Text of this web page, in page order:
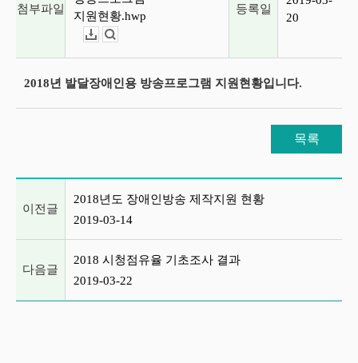
첨부파일
지원현황.hwp
등록일
20
2018년 발달장애인용 방송프로그램 지원현황입니다.
목록
이전글
2018년도 장애인방송 제작지원 현황
2019-03-14
다음글
2018 시청점유율 기초조사 결과
2019-03-22